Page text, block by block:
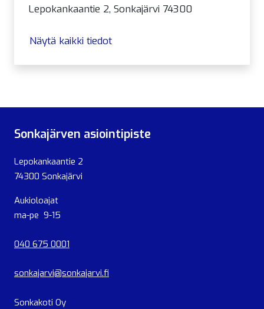
Lepokankaantie 2, Sonkajärvi 74300
Näytä kaikki tiedot
Sonkajärven asiointipiste
Lepokankaantie 2
74300 Sonkajärvi
Aukioloajat
ma-pe 9-15
040 675 0001
sonkajarvi@sonkajarvi.fi
Sonkakoti Oy